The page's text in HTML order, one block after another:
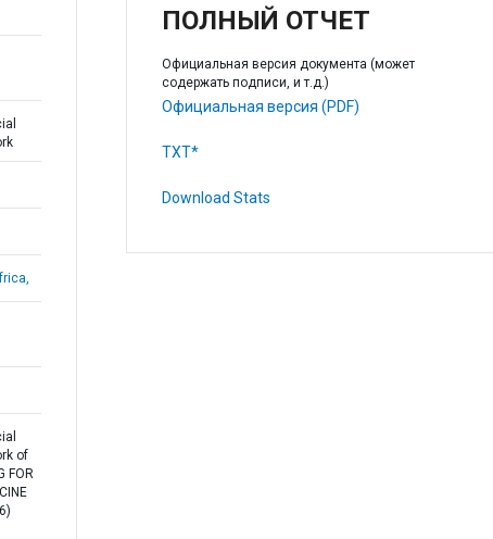
of
FOR
ПОЛНЫЙ ОТЧЕТ
Официальная версия документа (может
содержать подписи, и т.д.)
Официальная версия (PDF)
TXT*
Download Stats